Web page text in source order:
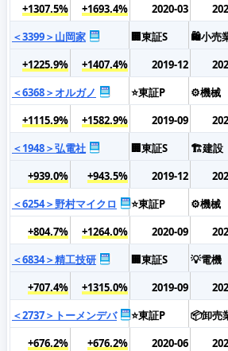
+1307.5%
+1693.4% 2020-03
＜3399＞山岡家
🏢東証S 🛍️小売
+1225.9%
+1407.4% 2019-12
＜6368＞オルガノ
⭐東証P ⚙️機械
+1115.9%
+1582.9% 2019-09
＜1948＞弘電社
🏢東証S 🏗️建設
+939.0%
+943.5% 2019-12
＜6254＞野村マイクロ
⭐東証P ⚙️機械
+804.7%
+1264.0% 2020-09
＜6834＞精工技研
🏢東証S 💡電機
+707.4%
+1315.0% 2019-09
＜2737＞トーメンデバ
⭐東証P 📦卸売
+676.2%
+676.2% 2020-06